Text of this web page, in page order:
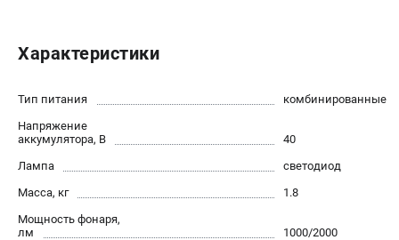
Политика обработки персональных данных
ИНФОРМАЦИЯ
О компании
О бренде
Новости
Юридическим лицам
Правила обмена и возврата
Характеристики
Тип питания
комбинированные
Напряжение
аккумулятора, В
40
Лампа
светодиод
Масса, кг
1.8
Мощность фонаря,
лм
1000/2000